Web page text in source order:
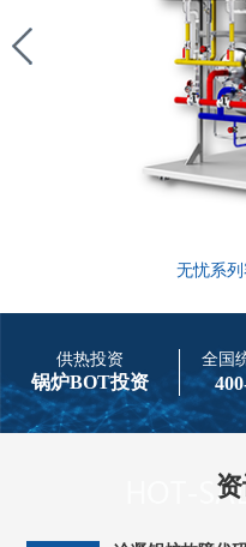
无忧系
供热投资
锅炉BOT投资
全国